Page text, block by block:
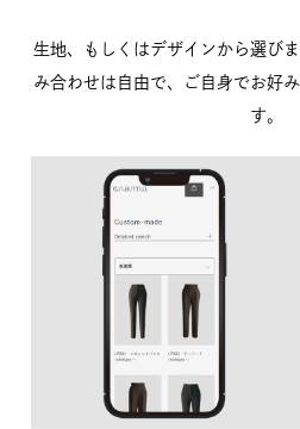
生地、もしくはデザインから選び
み合わせは自由で、ご自身でお好
す。